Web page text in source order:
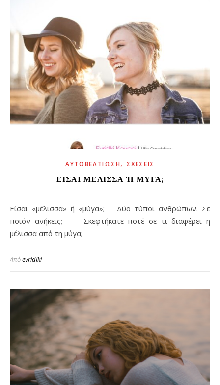
ΑΥΤΟΒΕΛΤΊΩΣΗ, ΣΧΈΣΕΙΣ
ΕΊΣΑΙ ΜΈΛΙΣΣΑ Ή ΜΎΓΑ;
Είσαι «μέλισσα» ή «μύγα»; Δύο τύποι ανθρώπων. Σε
ποιόν ανήκεις; Σκεφτήκατε ποτέ σε τι διαφέρει η
μέλισσα από τη μύγα;
Απόevridiki